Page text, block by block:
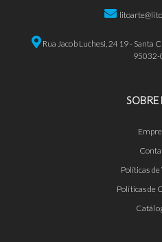
Rua Jacob Luchesi, 2419 - Santa
SOBRE
Políticas de
Políticas de